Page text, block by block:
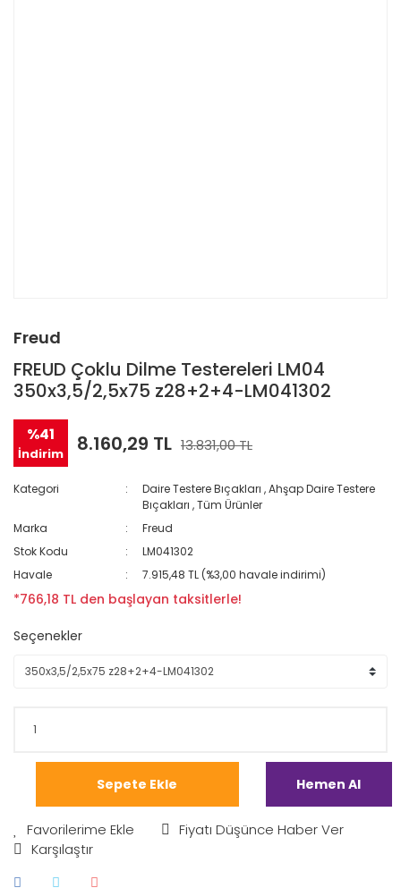
Freud
FREUD Çoklu Dilme Testereleri LM04
350x3,5/2,5x75 z28+2+4-LM041302
%41
İndirim 8.160,29 TL 13.831,00 TL
Kategori Daire Testere Bıçakları ,Ahşap Daire Testere
Bıçakları ,Tüm Ürünler
Marka
Freud
Stok Kodu
LM041302
Havale
7.915,48 TL (%3,00 havale indirimi)
*766,18 TL den başlayan taksitlerle!
Seçenekler
Sepete Ekle Hemen Al
Fiyatı Düşünce Haber Ver
Karşılaştır